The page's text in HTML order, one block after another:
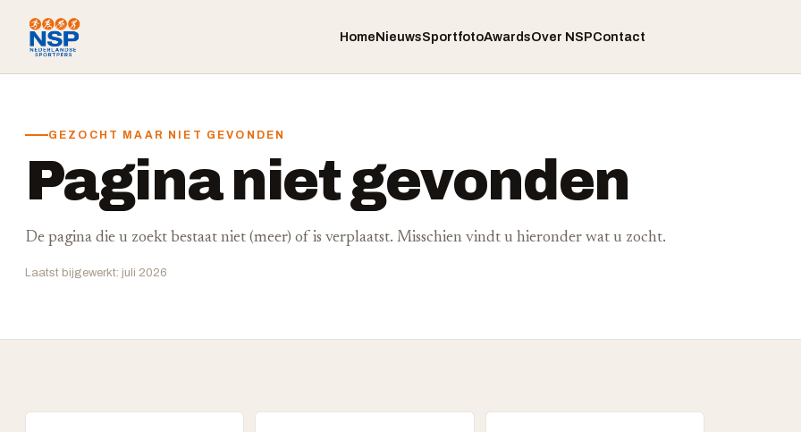
HomeNieuwsSportfotoAwardsOver NSPContact
GEZOCHT MAAR NIET GEVONDEN
Pagina niet gevonden
De pagina die u zoekt bestaat niet (meer) of is verplaatst. Misschien vindt u hieronder wat u zocht.
Laatst bijgewerkt: juli 2026